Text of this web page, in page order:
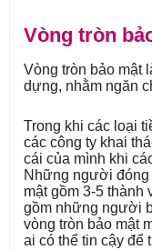
Vòng tròn
Vòng tròn bảo mật
dựng, nhằm ngăn
Trong khi các loại
các công ty khai
cái của mình khi
Những người đóng
mật gồm 3-5 thành
gồm những người
vòng tròn bảo mật
ai có thể tin cậy để